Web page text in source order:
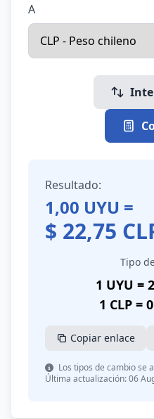
A
Resultado:
1,00 UYU =
$ 22,75
Tipo
1 UYU =
1 CLP =
Copiar enlace
Los tipos de cambio se
Última actualización: 06